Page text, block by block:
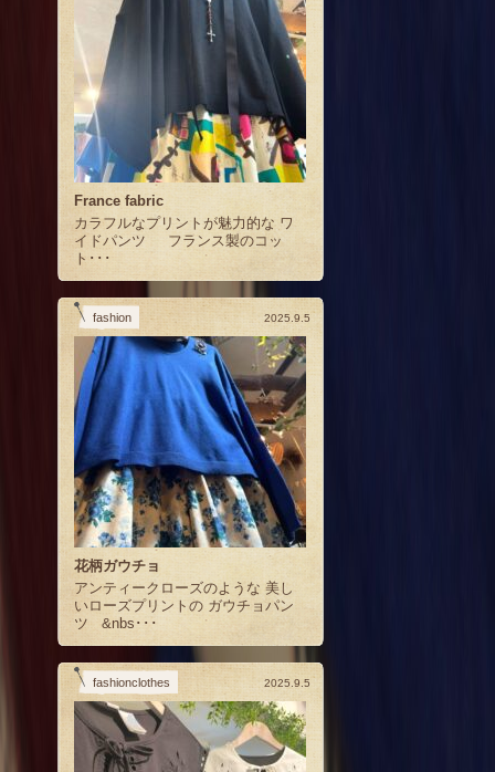
France fabric
カラフルなプリントが魅力的な ワ
イドパンツ フランス製のコッ
ト･･･
fashion 2025.9.5
花柄ガウチョ
アンティークローズのような 美し
いローズプリントの ガウチョパン
ツ &nbs･･･
fashionclothes 2025.9.5